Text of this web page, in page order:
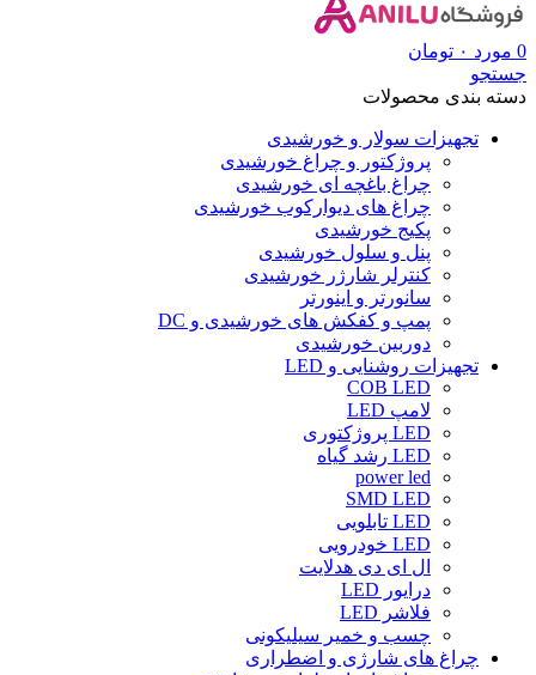
0 مورد ۰ تومان
جستجو
دسته بندی محصولات
تجهیزات سولار و خورشیدی
پروژکتور و چراغ خورشیدی
چراغ باغچه ای خورشیدی
چراغ های دیوارکوب خورشیدی
پکیج خورشیدی
پنل و سلول خورشیدی
کنترلر شارژر خورشیدی
سانورتر و اینورتر
پمپ و کفکش های خورشیدی و DC
دوربین خورشیدی
تجهیزات روشنایی و LED
COB LED
لامپ LED
LED پروژکتوری
LED رشد گیاه
power led
SMD LED
LED تابلویی
LED خودرویی
ال ای دی هدلایت
درایور LED
فلاشر LED
چسب و خمیر سیلیکونی
چراغ های شارژی و اضطراری